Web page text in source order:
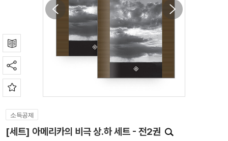
소득공제
[세트] 아메리카의 비극 상.하 세트 - 전2권